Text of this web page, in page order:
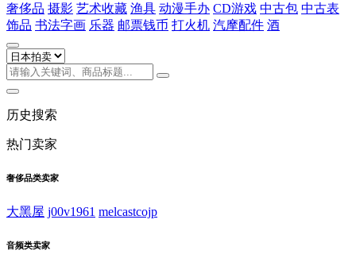
奢侈品 摄影 艺术收藏 渔具 动漫手办 CD游戏 中古包 中古表
饰品 书法字画 乐器 邮票钱币 打火机 汽摩配件 酒
历史搜索
热门卖家
奢侈品类卖家
大黑屋 j00v1961 melcastcojp
音频类卖家